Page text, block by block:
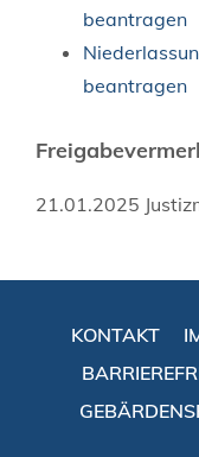
beantragen
beantragen
21.01.2025
KONTAKT